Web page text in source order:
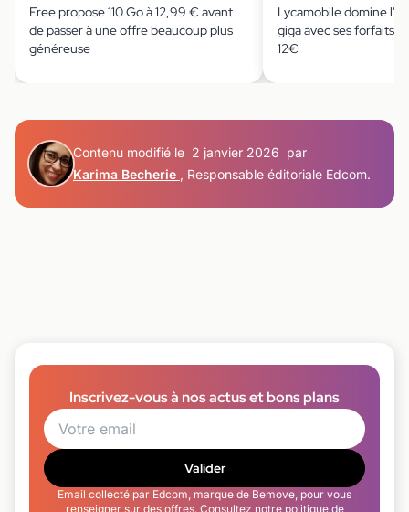
Free propose 110 Go à 12,99 € avant
de passer à une offre beaucoup plus
généreuse
Lycamobile domine
giga avec ses forfaits
12€
Contenu modifié le 2 janvier 2026 par
Karima Becherie , Responsable éditoriale Edcom.
Inscrivez-vous à nos actus et bons plans
Valider
Email collecté par Edcom, marque de Bemove, pour vous
renseigner sur des offres. Consultez notre politique de